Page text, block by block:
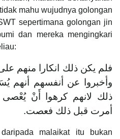
mahu wujudnya golongan
sepertimana golongan jin
dan mereka mengingkari
فلم يكن ذلك انكارا منهم على
وأخبروا عن أنفسهم أنهم
ذلك لانهم كرهوا أَنْ يُعْصى
أمرت قبل ذلك فعصت.
malaikat itu bukan